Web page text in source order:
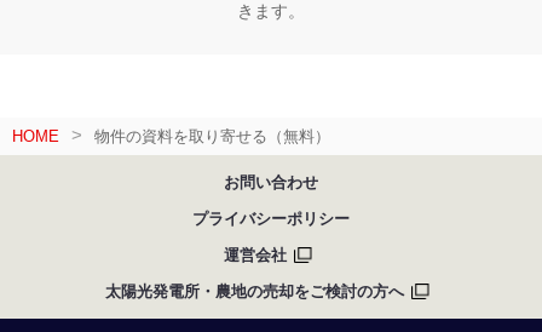
きます。
HOME 物件の資料を取り寄せる（無料）
お問い合わせ
プライバシーポリシー
運営会社
太陽光発電所・農地の売却をご検討の方へ